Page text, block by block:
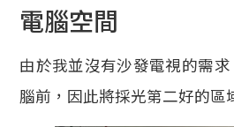
電腦空間
由於我並沒有沙發電視的需
腦前，因此將採光第二好的區